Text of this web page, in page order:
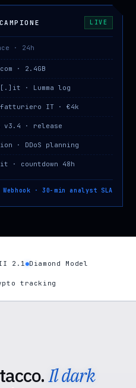
LIVE
· 24h
· 2.4GB
· Lumma log
IT · €4k
v3.4 · release
· DDoS planning
· countdown 48h
Webhook · 30-min analyst SLA
2.1 Diamond Model
tracking
Il dark